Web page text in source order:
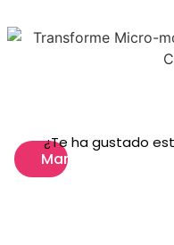
Marketing
¿Te ha gustado